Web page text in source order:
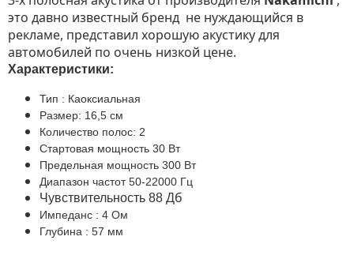
это давно известный бренд не нуждающийся в
рекламе, представил хорошую акустику для
автомобилей по очень низкой цене.
Характеристики:
Тип : Каоксиальная
Размер: 16,5 см
Количество полос: 2
Стартовая мощность 30 Вт
Предельная мощность 300 Вт
Диапазон частот 50-22000 Гц
Чувствительность 88 Дб
Импеданс : 4 Ом
Глубина : 57 мм